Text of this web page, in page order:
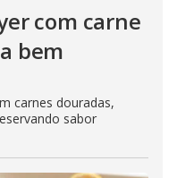
com carne
bem
carnes douradas,
sabor